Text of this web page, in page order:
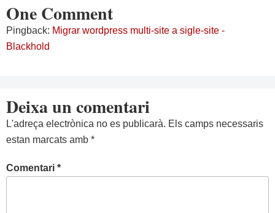
One Comment
Pingback: Migrar wordpress multi-site a sigle-site -
Blackhold
Deixa un comentari
L'adreça electrònica no es publicarà. Els camps necessaris
estan marcats amb *
Comentari *